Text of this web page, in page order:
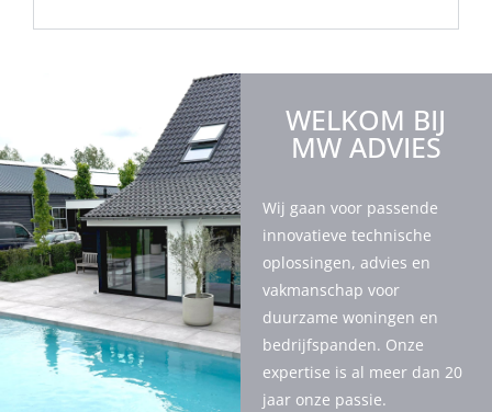
WELKOM BIJ
MW ADVIES
Wij gaan voor passende
innovatieve technische
oplossingen, advies en
vakmanschap voor
duurzame woningen en
bedrijfspanden. Onze
expertise is al meer dan 20
jaar onze passie.